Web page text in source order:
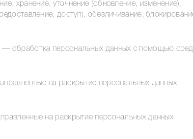
хранение, уточнение (обновление, изменение),
доступ), обезличивание,
— обработка персональных данных с помощью
на раскрытие персональных данных
на раскрытие персональных данных